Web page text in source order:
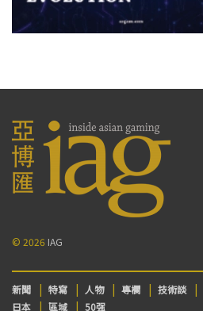
© 2026 IAG
新聞 特寫 人物 專欄 技術談
日本
區域 50强